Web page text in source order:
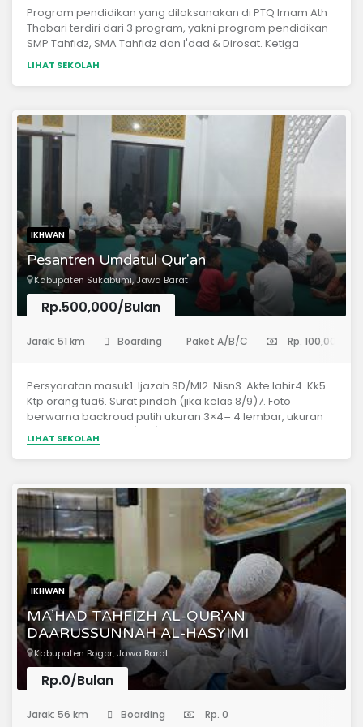
Program pendidikan yang dilaksanakan di PTQ Imam Ath
Thobari terdiri dari 3 program, yakni program pendidikan
SMP Tahfidz, SMA Tahfidz dan I'dad & Dirosat. Ketiga
program tersebut dilaksanakan dengan konsep boarding
school (pondok). Adapun jadwal penjengukan dan
kepulangan santri yang akan diatur sesuai dengan alokasi
ditentukan.Kurikulum yang dilaksanakan di PTQ Imam Ath
Thobari terdiri dari kurikulum Diniyah 50%, bahasa Arab
25%, dan Pengetahuan Umum 25%.
LIHAT SEKOLAH
IKHWAN
Pesantren Umdatul Qur'an
Kabupaten Sukabumi, Jawa Barat
Rp.500,000/Bulan
Jarak: 51 km Boarding Paket A/B/C Rp. 100,000
Persyaratan masuk1. Ijazah SD/MI2. Nisn3. Akte lahir4. Kk5.
Ktp orang tua6. Surat pindah (jika kelas 8/9)7. Foto
berwarna backroud putih ukuran 3×4= 4 lembar, ukuran
4×6= 2 lembar8. KIP/KIA/KISBiaya pendidikan pesantren
umdatul quran sukabumi tahun ajaran 2021-2022Sekali
bayar1. Pendaftaran Rp. 100.0002. Perlengkapan asrama
tulis Rp. 250.000Total Rp. 2.850.0004. Infaq bangunan
semampunyaBiaya perbulan1. Uang makan Rp. 500.0002.
Infaq pendidikan semampunya
LIHAT SEKOLAH
IKHWAN
MA’HAD TAHFIZH AL-QUR’AN
DAARUSSUNNAH AL-HASYIMI
Kabupaten Bogor, Jawa Barat
Rp.0/Bulan
Jarak: 56 km Boarding Rp. 0